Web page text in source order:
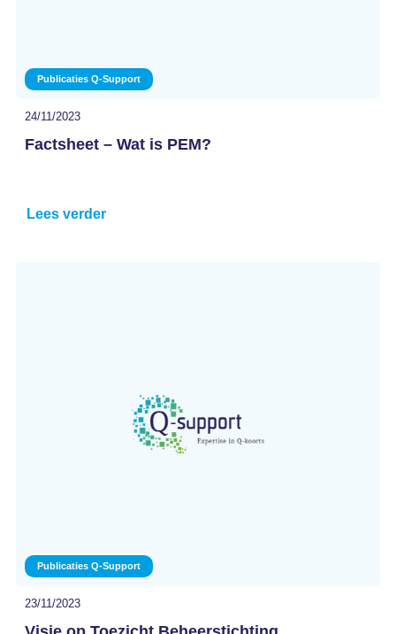
Publicaties Q-Support
24/11/2023
Factsheet – Wat is PEM?
Lees verder
Publicaties Q-Support
23/11/2023